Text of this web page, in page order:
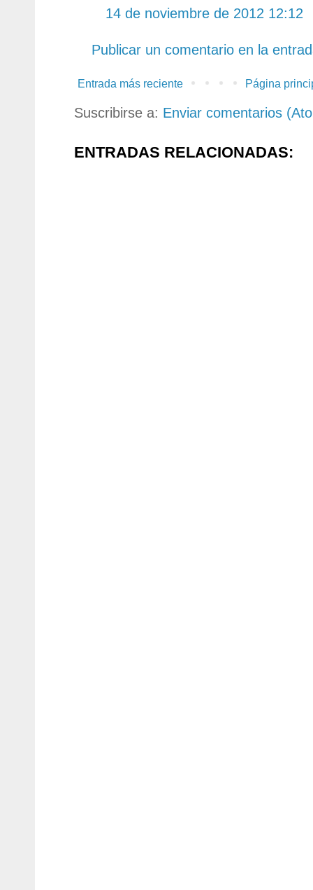
14 de noviembre de 2012 12:12
Publicar un comentario en la
Entrada más reciente Página
Suscribirse a: Enviar comentarios
ENTRADAS RELACIONADAS: